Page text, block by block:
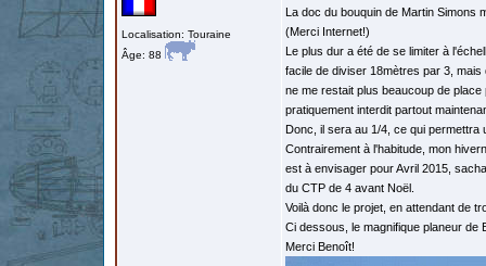
Localisation: Touraine
Âge: 88
La doc du bouquin de Martin Simons
(Merci Internet!)
Le plus dur a été de se limiter à
facile de diviser 18mètres par 3,
ne me restait plus beaucoup de
pratiquement interdit partout
Donc, il sera au 1/4, ce qui permettra
Contrairement à l'habitude, mon
est à envisager pour Avril 2015,
du CTP de 4 avant Noël.
Voilà donc le projet, en attendant de
Ci dessous, le magnifique planeur de
Merci Benoît!